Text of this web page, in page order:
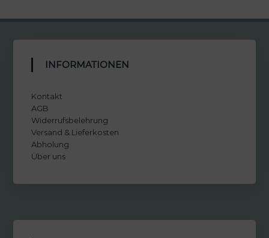
INFORMATIONEN
Kontakt
AGB
Widerrufsbelehrung
Versand & Lieferkosten
Abholung
Über uns